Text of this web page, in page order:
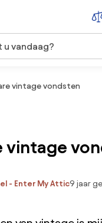
vintage vondsten
vintage
- Enter My Attic9 jaar